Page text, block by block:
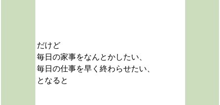
だけど
毎日の家事をなんとかしたい、
毎日の仕事を早く終わらせたい、
となると